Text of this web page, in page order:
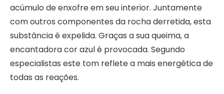
acúmulo de enxofre em seu interior. Juntamente
com outros componentes da rocha derretida, esta
substância é expelida. Graças a sua queima, a
encantadora cor azul é provocada. Segundo
especialistas este tom reflete a mais energética de
todas as reações.